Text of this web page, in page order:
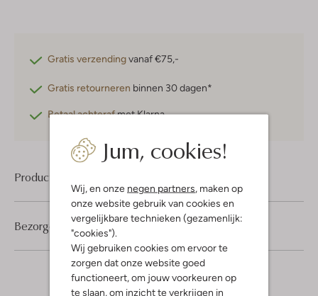
Jum, cookies!
Wij, en onze negen partners, maken op
onze website gebruik van cookies en
vergelijkbare technieken (gezamenlijk:
"cookies").
Wij gebruiken cookies om ervoor te
zorgen dat onze website goed
functioneert, om jouw voorkeuren op
te slaan, om inzicht te verkrijgen in
Gratis verzendingvanaf €75,-
Gratis retourneren binnen 30 dagen*
Betaal achterafmet Klarna
Product informatie
Bezorgen & retourneren